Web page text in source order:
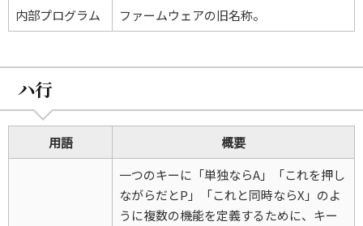
内部プログラム
ファームウェアの旧名称。
ハ行
用語
概要
一つのキーに「単独ならA」「これを押し
ながらだとP」「これと同時ならX」のよ
うに複数の機能を定義するために、キー